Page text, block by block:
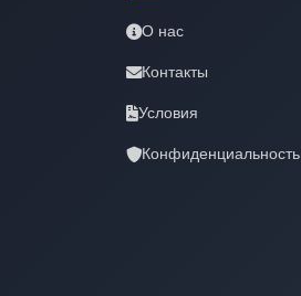
О нас
Контакты
Условия
Конфиденциальность